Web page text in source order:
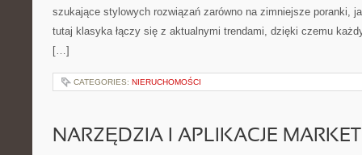
szukające stylowych rozwiązań zarówno na zimniejsze poranki,
tutaj klasyka łączy się z aktualnymi trendami, dzięki czemu
[…]
CATEGORIES: NIERUCHOMOŚCI
NARZĘDZIA I APLIKACJE